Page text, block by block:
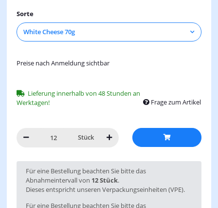
Sorte
White Cheese 70g
Preise nach Anmeldung sichtbar
Lieferung innerhalb von 48 Stunden an
Werktagen!
Frage zum Artikel
Stück
x
Für eine Bestellung beachten Sie bitte das
Abnahmeintervall von 12 Stück.
Dieses entspricht unseren Verpackungseinheiten (VPE).
Für eine Bestellung beachten Sie bitte das